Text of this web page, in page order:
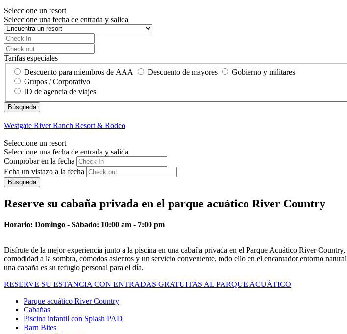
Seleccione un resort
Seleccione una fecha de entrada y salida
Tarifas especiales
Descuento para miembros de AAA
Descuento de mayores
Gobierno y militares
Grupos / Corporativo
ID de agencia de viajes
Westgate River Ranch Resort & Rodeo
Seleccione un resort
Seleccione una fecha de entrada y salida
Comprobar en la fecha
Echa un vistazo a la fecha
Búsqueda
Reserve su cabaña privada en el parque acuático River Country
Horario: Domingo - Sábado: 10:00 am - 7:00 pm
Disfrute de la mejor experiencia junto a la piscina en una cabaña privada en el Parque Acuático River
comodidad a la sombra, cómodos asientos y un servicio conveniente, todo ello en el encantador entorno
una cabaña es su refugio personal para el día.
RESERVE SU ESTANCIA CON ENTRADAS GRATUITAS AL PARQUE ACUÁTICO
Parque acuático River Country
Cabañas
Piscina infantil con Splash PAD
Barn Bites